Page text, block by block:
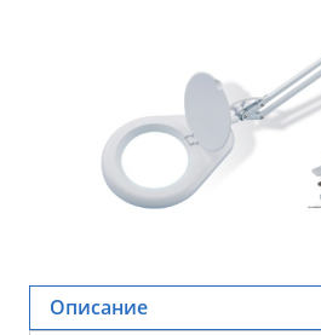
Описание